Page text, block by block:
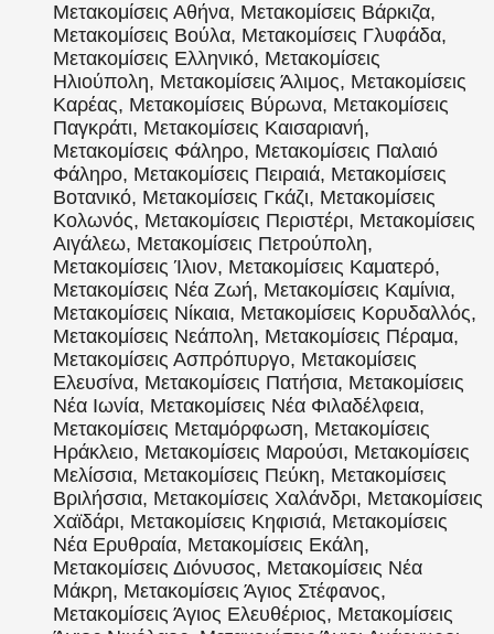
Μετακομίσεις Αθήνα, Μετακομίσεις Βάρκιζα,
Μετακομίσεις Βούλα, Μετακομίσεις Γλυφάδα,
Μετακομίσεις Ελληνικό, Μετακομίσεις
Ηλιούπολη, Μετακομίσεις Άλιμος, Μετακομίσεις
Καρέας, Μετακομίσεις Βύρωνα, Μετακομίσεις
Παγκράτι, Μετακομίσεις Καισαριανή,
Μετακομίσεις Φάληρο, Μετακομίσεις Παλαιό
Φάληρο, Μετακομίσεις Πειραιά, Μετακομίσεις
Βοτανικό, Μετακομίσεις Γκάζι, Μετακομίσεις
Κολωνός, Μετακομίσεις Περιστέρι, Μετακομίσεις
Αιγάλεω, Μετακομίσεις Πετρούπολη,
Μετακομίσεις Ίλιον, Μετακομίσεις Καματερό,
Μετακομίσεις Νέα Ζωή, Μετακομίσεις Καμίνια,
Μετακομίσεις Νίκαια, Μετακομίσεις Κορυδαλλός,
Μετακομίσεις Νεάπολη, Μετακομίσεις Πέραμα,
Μετακομίσεις Ασπρόπυργο, Μετακομίσεις
Ελευσίνα, Μετακομίσεις Πατήσια, Μετακομίσεις
Νέα Ιωνία, Μετακομίσεις Νέα Φιλαδέλφεια,
Μετακομίσεις Μεταμόρφωση, Μετακομίσεις
Ηράκλειο, Μετακομίσεις Μαρούσι, Μετακομίσεις
Μελίσσια, Μετακομίσεις Πεύκη, Μετακομίσεις
Βριλήσσια, Μετακομίσεις Χαλάνδρι, Μετακομίσεις
Χαϊδάρι, Μετακομίσεις Κηφισιά, Μετακομίσεις
Νέα Ερυθραία, Μετακομίσεις Εκάλη,
Μετακομίσεις Διόνυσος, Μετακομίσεις Νέα
Μάκρη, Μετακομίσεις Άγιος Στέφανος,
Μετακομίσεις Άγιος Ελευθέριος, Μετακομίσεις